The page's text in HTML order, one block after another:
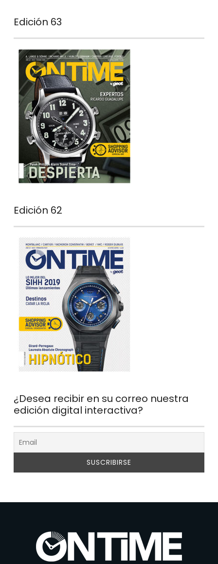
Edición 63
Edición 62
¿Desea recibir en su correo nuestra
edición digital interactiva?